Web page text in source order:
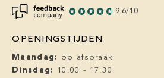
9.6/10
OPENINGSTIJDEN
Maandag: op afspraak
Dinsdag: 10.00 - 17.30